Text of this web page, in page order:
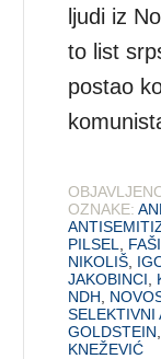
ljudi iz
to list
postao
OZNAKE:
PILSEL
NIKOLIŠ
JAKOBINCI
NDH
SELEKTIVNI
GOLDSTEIN
KNEŽEVIĆ